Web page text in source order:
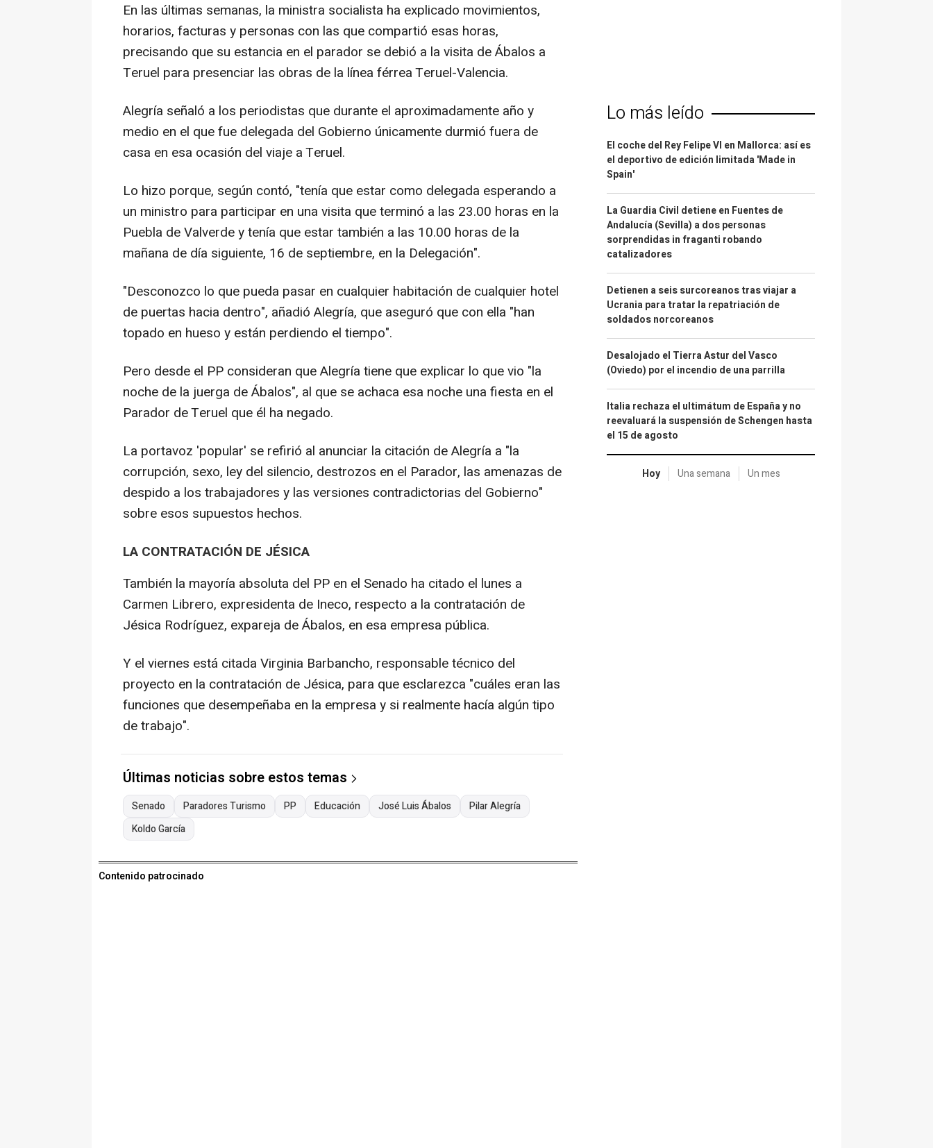
En las últimas semanas, la ministra socialista ha explicado movimientos,
horarios, facturas y personas con las que compartió esas horas,
precisando que su estancia en el parador se debió a la visita de Ábalos a
Teruel para presenciar las obras de la línea férrea Teruel-Valencia.
Alegría señaló a los periodistas que durante el aproximadamente año y
medio en el que fue delegada del Gobierno únicamente durmió fuera de
casa en esa ocasión del viaje a Teruel.
Lo hizo porque, según contó, "tenía que estar como delegada esperando a
un ministro para participar en una visita que terminó a las 23.00 horas en la
Puebla de Valverde y tenía que estar también a las 10.00 horas de la
mañana de día siguiente, 16 de septiembre, en la Delegación".
"Desconozco lo que pueda pasar en cualquier habitación de cualquier hotel
de puertas hacia dentro", añadió Alegría, que aseguró que con ella "han
topado en hueso y están perdiendo el tiempo".
Pero desde el PP consideran que Alegría tiene que explicar lo que vio "la
noche de la juerga de Ábalos", al que se achaca esa noche una fiesta en el
Parador de Teruel que él ha negado.
La portavoz 'popular' se refirió al anunciar la citación de Alegría a "la
corrupción, sexo, ley del silencio, destrozos en el Parador, las amenazas de
despido a los trabajadores y las versiones contradictorias del Gobierno"
sobre esos supuestos hechos.
LA CONTRATACIÓN DE JÉSICA
También la mayoría absoluta del PP en el Senado ha citado el lunes a
Carmen Librero, expresidenta de Ineco, respecto a la contratación de
Jésica Rodríguez, expareja de Ábalos, en esa empresa pública.
Y el viernes está citada Virginia Barbancho, responsable técnico del
proyecto en la contratación de Jésica, para que esclarezca "cuáles eran las
funciones que desempeñaba en la empresa y si realmente hacía algún tipo
de trabajo".
Últimas noticias sobre estos temas
Senado Paradores Turismo PP Educación José Luis Ábalos
Pilar Alegría
Koldo García
Contenido patrocinado
Lo más leído
El coche del Rey Felipe VI en Mallorca: así es
el deportivo de edición limitada 'Made in
Spain'
La Guardia Civil detiene en Fuentes de
Andalucía (Sevilla) a dos personas
sorprendidas in fraganti robando
catalizadores
Detienen a seis surcoreanos tras viajar a
Ucrania para tratar la repatriación de
soldados norcoreanos
Desalojado el Tierra Astur del Vasco
(Oviedo) por el incendio de una parrilla
Italia rechaza el ultimátum de España y no
reevaluará la suspensión de Schengen hasta
el 15 de agosto
Hoy Una semana Un mes